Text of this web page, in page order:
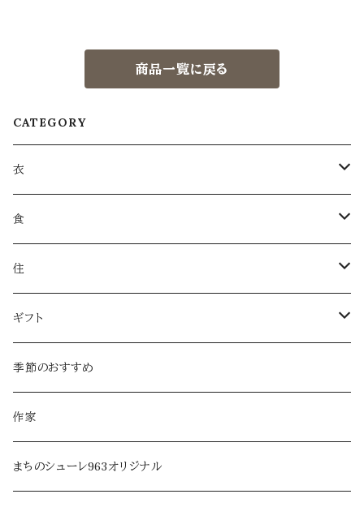
商品一覧に戻る
CATEGORY
衣
衣類
服飾雑貨
服飾小物／その他
食
菓子
飲みもの
麺類・麺
調味料・オイル
乾物・だし
住
日用品
本・音楽
家具・インテリア
アロマ・フレグランス
ギフト
ラッピング
季節のおすすめ
作家
まちのシューレ963オリジナル